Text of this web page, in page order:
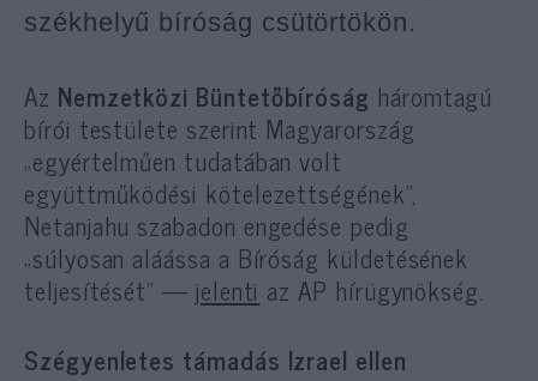
székhelyű bíróság csütörtökön.
Az Nemzetközi Büntetőbíróság háromtagú
bírói testülete szerint Magyarország
„egyértelműen tudatában volt
együttműködési kötelezettségének”,
Netanjahu szabadon engedése pedig
„súlyosan aláássa a Bíróság küldetésének
teljesítését” — jelenti az AP hírügynökség.
Szégyenletes támadás Izrael ellen